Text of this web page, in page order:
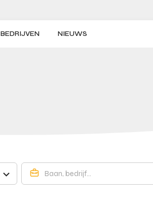
BEDRIJVEN NIEUWS